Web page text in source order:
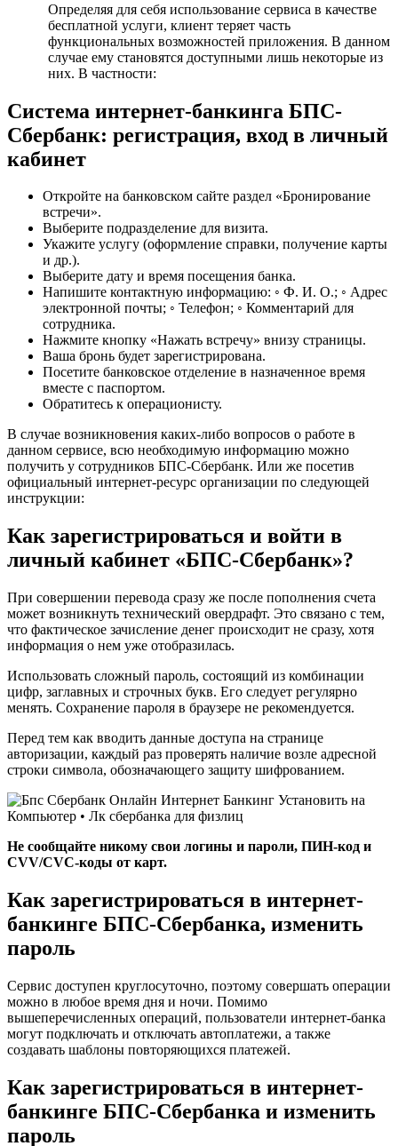
Определяя для себя использование сервиса в качестве
бесплатной услуги, клиент теряет часть
функциональных возможностей приложения. В данном
случае ему становятся доступными лишь некоторые из
них. В частности:
Система интернет-банкинга БПС-
Сбербанк: регистрация, вход в личный
кабинет
Откройте на банковском сайте раздел «Бронирование
встречи».
Выберите подразделение для визита.
Укажите услугу (оформление справки, получение карты
и др.).
Выберите дату и время посещения банка.
Напишите контактную информацию: ◦ Ф. И. О.; ◦ Адрес
электронной почты; ◦ Телефон; ◦ Комментарий для
сотрудника.
Нажмите кнопку «Нажать встречу» внизу страницы.
Ваша бронь будет зарегистрирована.
Посетите банковское отделение в назначенное время
вместе с паспортом.
Обратитесь к операционисту.
В случае возникновения каких-либо вопросов о работе в
данном сервисе, всю необходимую информацию можно
получить у сотрудников БПС-Сбербанк. Или же посетив
официальный интернет-ресурс организации по следующей
инструкции:
Как зарегистрироваться и войти в
личный кабинет «БПС-Сбербанк»?
При совершении перевода сразу же после пополнения счета
может возникнуть технический овердрафт. Это связано с тем,
что фактическое зачисление денег происходит не сразу, хотя
информация о нем уже отобразилась.
Использовать сложный пароль, состоящий из комбинации
цифр, заглавных и строчных букв. Его следует регулярно
менять. Сохранение пароля в браузере не рекомендуется.
Перед тем как вводить данные доступа на странице
авторизации, каждый раз проверять наличие возле адресной
строки символа, обозначающего защиту шифрованием.
Не сообщайте никому свои логины и пароли, ПИН-код и
CVV/CVC-коды от карт.
Как зарегистрироваться в интернет-
банкинге БПС-Сбербанка, изменить
пароль
Сервис доступен круглосуточно, поэтому совершать операции
можно в любое время дня и ночи. Помимо
вышеперечисленных операций, пользователи интернет-банка
могут подключать и отключать автоплатежи, а также
создавать шаблоны повторяющихся платежей.
Как зарегистрироваться в интернет-
банкинге БПС-Сбербанка и изменить
пароль